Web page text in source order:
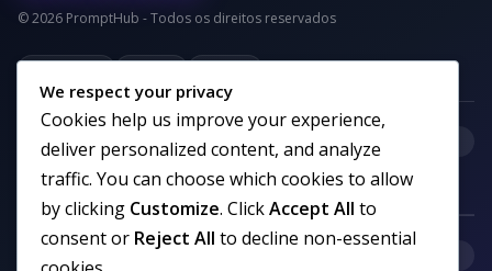
© 2026 PromptHub - Todos os direitos reservados
Categorias
We respect your privacy
Cookies help us improve your experience,
deliver personalized content, and analyze
traffic. You can choose which cookies to allow
by clicking Customize. ClickAccept All to
consent or Reject All to decline non-essential